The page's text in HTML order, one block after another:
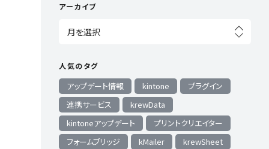
アーカイブ
人気のタグ
アップデート情報 kintone
プラグイン
連携サービス
krewData
kintoneアップデート
プリントクリエイター
フォームブリッジ
kMailer krewSheet